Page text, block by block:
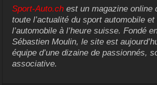
Sport-Auto.ch est un magazine online
toute l’actualité du sport automobile et
l’automobile à l’heure suisse. Fondé
Sébastien Moulin, le site est
équipe d’une dizaine de passionnés,
associative.